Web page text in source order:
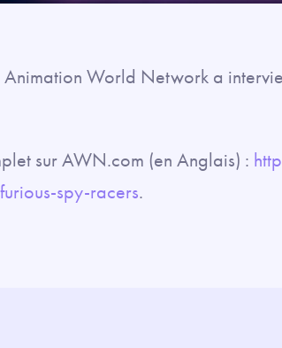
World Network a
sur AWN.com (en Anglais) :
spy-racers.